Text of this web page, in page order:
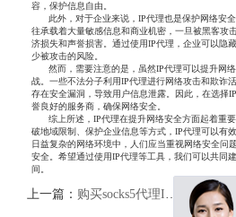
容，保护信息自由。
此外，对于企业来说，IP代理也是保护网络安
往承载着大量敏感信息和商业机密，一旦被黑客攻
济损失和声誉损害。通过使用IP代理，企业可以隐
少被攻击的风险。
然而，需要注意的是，虽然IP代理可以提升网
战。一些不法分子利用IP代理进行网络攻击和欺诈
存在安全漏洞，导致用户信息泄露。因此，在选择
誉良好的服务商，确保网络安全。
综上所述，IP代理在提升网络安全方面起着重
破地域限制、保护企业信息等方式，IP代理可以有
日益复杂的网络环境中，人们应当重视网络安全问
安全。希望通过使用IP代理等工具，我们可以共同
间。
上一篇： 购买socks5代理IP服务 下一篇